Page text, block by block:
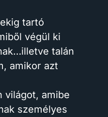
tartó
végül ki
talán
amikor azt
világot, amibe
személyes